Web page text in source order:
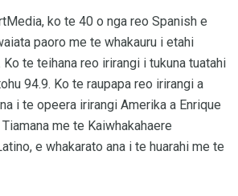
ko te 40 o nga reo Spanish e
paoro me te whakauru i etahi
te teihana reo irirangi i tukuna tuatahi
94.9. Ko te raupapa reo irirangi a
i te opeera irirangi Amerika a Enrique
me te Kaiwhakahaere
e whakarato ana i te huarahi me te